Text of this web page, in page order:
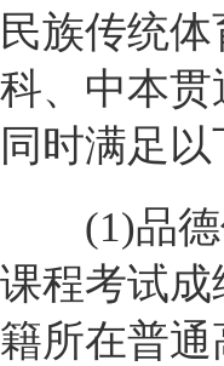
民族传统
科、中本
同时满足以
(1)品德
课程考试
籍所在普通